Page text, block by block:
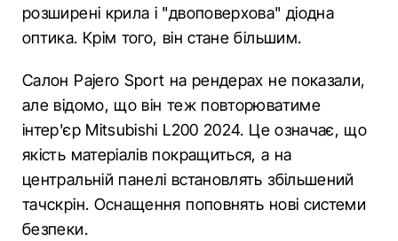
розширені крила і "двоповерхова" діодна
оптика. Крім того, він стане більшим.
Салон Pajero Sport на рендерах не показали,
але відомо, що він теж повторюватиме
інтер'єр Mitsubishi L200 2024. Це означає, що
якість матеріалів покращиться, а на
центральній панелі встановлять збільшений
тачскрін. Оснащення поповнять нові системи
безпеки.